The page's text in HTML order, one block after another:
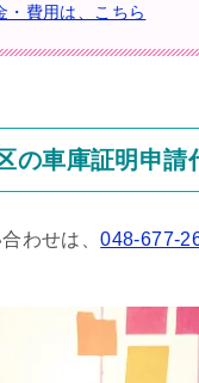
・費用は、こちら
の車庫証明申
わせは、048-677-